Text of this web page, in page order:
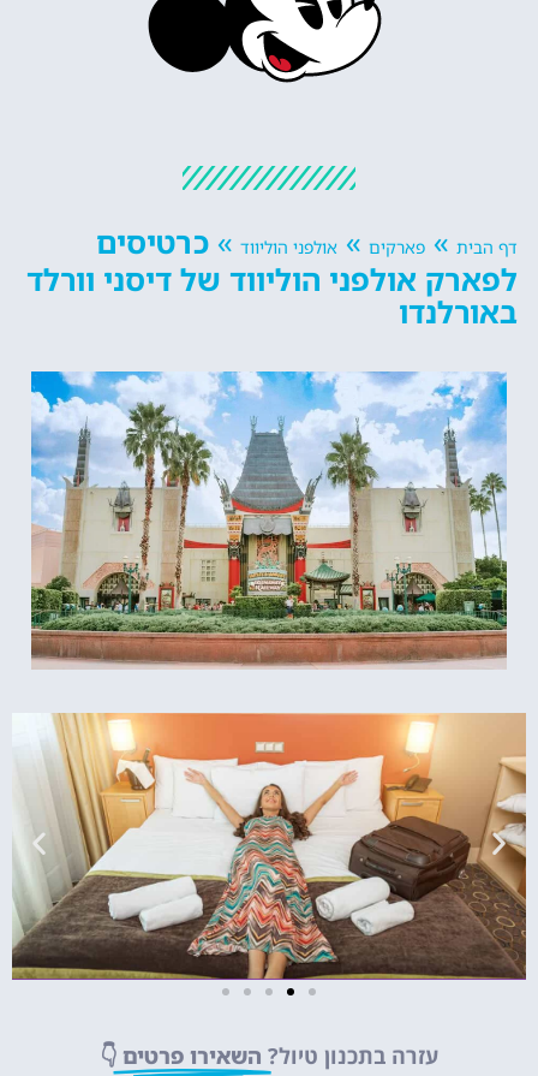
דף הבית » פארקים » אולפני הוליווד » כרטיסים
לפארק אולפני הוליווד של דיסני וורלד
באורלנדו
מציאת מלון
עזרה בתכנון טיול? השאירו פרטים 👇